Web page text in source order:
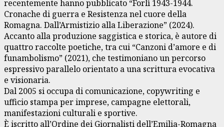
recentemente hanno pubblicato “Forlì 1943-1944.
Cronache di guerra e Resistenza nel cuore della
Romagna. Dall’Armistizio alla Liberazione” (2024).
Accanto alla produzione saggistica e storica, è autore di
quattro raccolte poetiche, tra cui “Canzoni d’amore e di
funambolismo” (2021), che testimoniano un percorso
espressivo parallelo orientato a una scrittura evocativa
e visionaria.
Dal 2005 si occupa di comunicazione, copywriting e
ufficio stampa per imprese, campagne elettorali,
manifestazioni culturali e sportive.
È iscritto all’Ordine dei Giornalisti dell’Emilia-Romagna